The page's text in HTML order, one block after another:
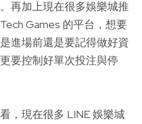
再加上現在很多娛樂城推
Games 的平台，想要
進場前還是要記得做好資
要控制好單次投注與停
，現在很多 LINE 娛樂城